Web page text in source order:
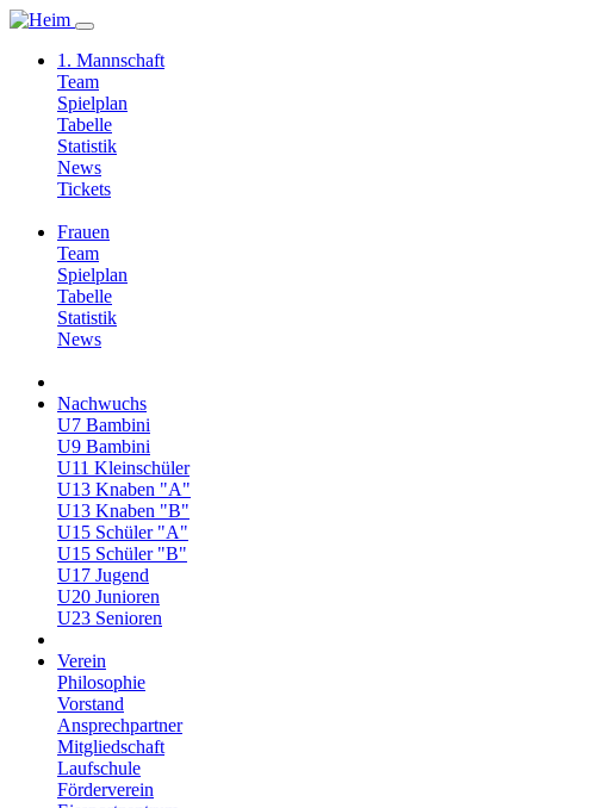
1. Mannschaft
Team
Spielplan
Tabelle
Statistik
News
Tickets
Frauen
Team
Spielplan
Tabelle
Statistik
News
Nachwuchs
U7 Bambini
U9 Bambini
U11 Kleinschüler
U13 Knaben "A"
U13 Knaben "B"
U15 Schüler "A"
U15 Schüler "B"
U17 Jugend
U20 Junioren
U23 Senioren
Verein
Philosophie
Vorstand
Ansprechpartner
Mitgliedschaft
Laufschule
Förderverein